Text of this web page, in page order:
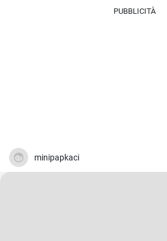
PUBBLICITÀ
minipapkaci